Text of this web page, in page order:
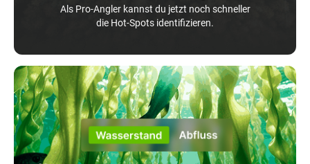
Als Pro-Angler kannst du jetzt noch schneller
die Hot-Spots identifizieren.